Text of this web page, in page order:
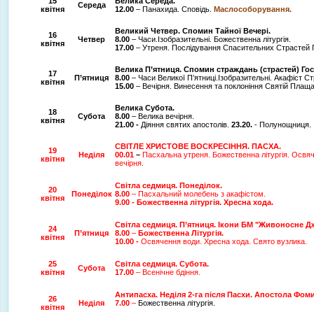
квітня
Середа
12.00 – Панахида. Сповідь. Маслособорування.
16
квітня
Четвер
Великий Четвер. Спомин Тайної Вечері.
8.00 – Часи.Ізобразительні. Божественна літургія.
17.00 – Утреня. Послідування Спасительних Страстей
17
квітня
П’ятниця
Велика П’ятниця. Спомин страждань (страстей)
8.00 – Часи Великої П’ятниці.Ізобразительні. Акафіст
15.00 – Вечірня. Винесення та поклоніння Святій
18
квітня
Субота
Велика Субота.
8.00 – Велика вечірня.
21.00 - Діяння святих апостолів. 23.20. - Полунощниця.
19
квітня
Неділя
СВІТЛЕ ХРИСТОВЕ ВОСКРЕСІННЯ. ПАСХА.
00.01 – Пасхальна утреня. Божественна літургія.
вечірня.
20
квітня
Понеділок
Світла седмиця. Понеділок.
8.00 – Пасхальний молебень з акафістом.
9.00 - Божественна літургія. Хресна хода.
24
квітня
П’ятниця
Світла седмиця. П’ятниця. Ікони БМ "Живоносне
8.00 – Божественна Літургія.
10.00 - Освячення води. Хресна хода. Свято вузлика.
25
квітня
Субота Світла седмиця. Субота.
17.00 – Всенічне бдіння.
26
квітня
Неділя
Антипасха. Неділя 2-га після Пасхи. Апостола
7.00 – Божественна літургія.